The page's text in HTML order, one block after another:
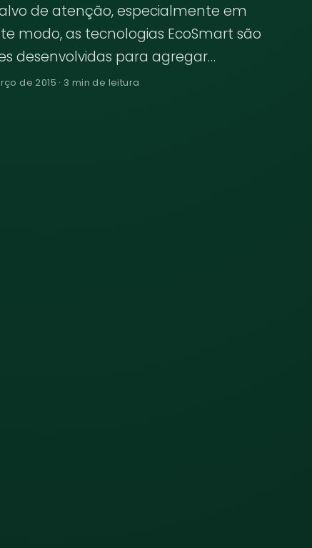
de atenção, especialmente em
modo, as tecnologias EcoSmart são
desenvolvidas para agregar…
de 2015 · 3 min de leitura